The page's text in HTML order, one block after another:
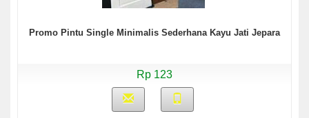
Promo Pintu Single Minimalis Sederhana Kayu Jati Jepara
Rp 123